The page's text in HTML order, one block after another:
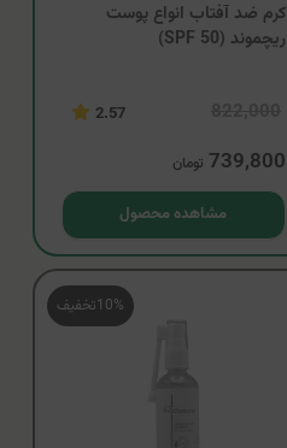
کرم ضد آفتاب انواع پوست
ریچموند (SPF 50)
2.57
739,800 تومان
مشاهده محصول
10%تخفیف